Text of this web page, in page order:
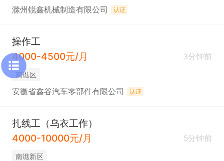
滁州锐鑫机械制造有限公司 认证
操作工
4000-4500元/月
3分钟前
南谯区
安徽省鑫谷汽车零部件有限公司 认证
扎线工（乌衣工作）
4000-10000元/月
5分钟前
南谯新区